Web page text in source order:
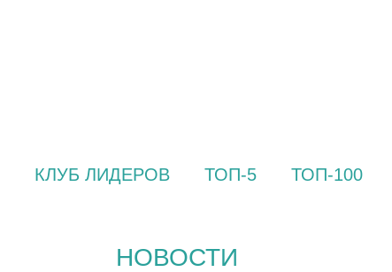
КЛУБ ЛИДЕРОВ ТОП-5 ТОП-100
НОВОСТИ